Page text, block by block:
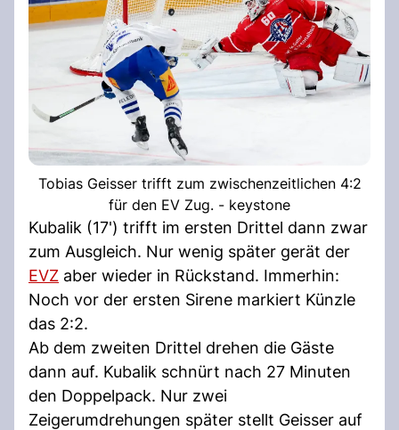
Tobias Geisser trifft zum zwischenzeitlichen 4:2
für den EV Zug. - keystone
Kubalik (17') trifft im ersten Drittel dann zwar
zum Ausgleich. Nur wenig später gerät der
EVZ aber wieder in Rückstand. Immerhin:
Noch vor der ersten Sirene markiert Künzle
das 2:2.
Ab dem zweiten Drittel drehen die Gäste
dann auf. Kubalik schnürt nach 27 Minuten
den Doppelpack. Nur zwei
Zeigerumdrehungen später stellt Geisser auf